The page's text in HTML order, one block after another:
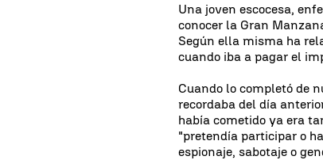
Una joven escocesa,
conocer la Gran
Según ella misma ha
cuando iba a pagar el
Cuando lo completó de
recordaba del día
había cometido ya era
"pretendía participar o
espionaje, sabotaje o